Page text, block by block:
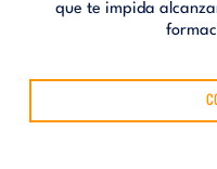
que te impida